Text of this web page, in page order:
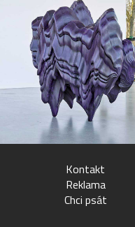
Kontakt
Reklama
Chci psát